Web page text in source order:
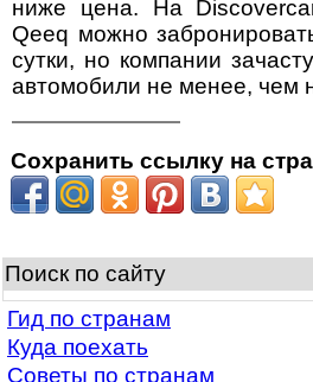
ниже цена. На
Qeeq можно
сутки, но компании
автомобили не менее, чем
Сохранить ссылку на
Поиск по сайту
Гид по странам
Куда поехать
Советы по странам